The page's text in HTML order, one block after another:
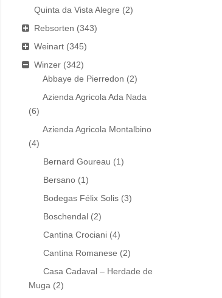
Quinta da Vista Alegre (2)
Rebsorten (343)
Weinart (345)
Winzer (342)
Abbaye de Pierredon (2)
Azienda Agricola Ada Nada
(6)
Azienda Agricola Montalbino
(4)
Bernard Goureau (1)
Bersano (1)
Bodegas Félix Solis (3)
Boschendal (2)
Cantina Crociani (4)
Cantina Romanese (2)
Casa Cadaval – Herdade de
Muga (2)